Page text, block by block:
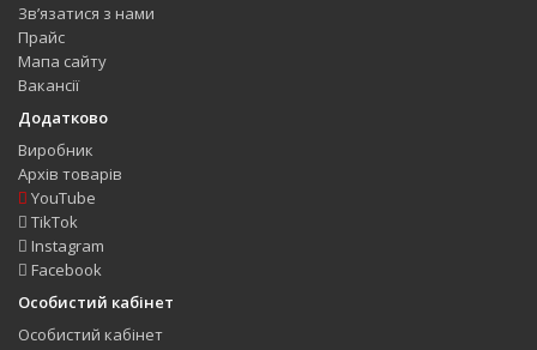
Зв’язатися з нами
Прайс
Мапа сайту
Вакансії
Додатково
Виробник
Архів товарів
YouTube
TikTok
Instagram
Facebook
Особистий кабінет
Особистий кабінет